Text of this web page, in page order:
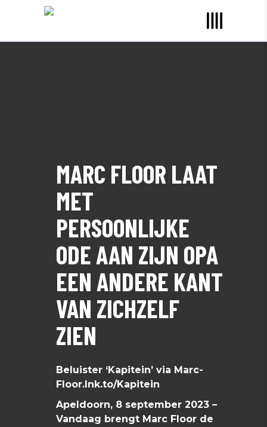
MARC FLOOR LAAT
MET
PERSOONLIJKE
ODE AAN ZIJN OPA
EEN ANDERE KANT
VAN ZICHZELF
ZIEN
Beluister ‘Kapitein’ via Marc-
Floor.lnk.to/Kapitein
Apeldoorn, 8 september 2023 –
Vandaag brengt Marc Floor de